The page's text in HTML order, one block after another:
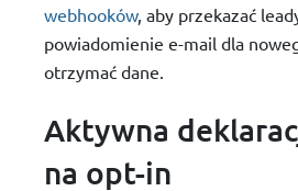
webhooków, aby przekazać
powiadomienie e-mail dla
otrzymać dane.
Aktywna
na opt-in